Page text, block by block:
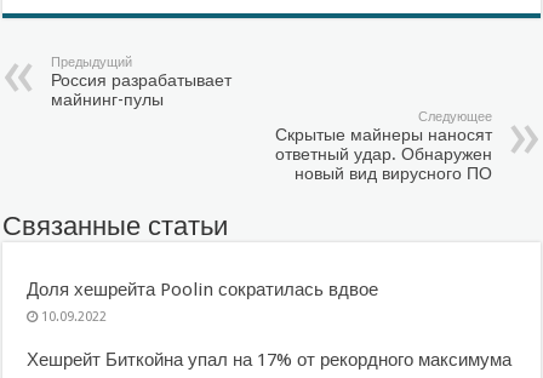
Предыдущий
Россия разрабатывает
майнинг-пулы
Следующее
Скрытые майнеры наносят
ответный удар. Обнаружен
новый вид вирусного ПО
Связанные статьи
Доля хешрейта Poolin сократилась вдвое
10.09.2022
Хешрейт Биткойна упал на 17% от рекордного максимума